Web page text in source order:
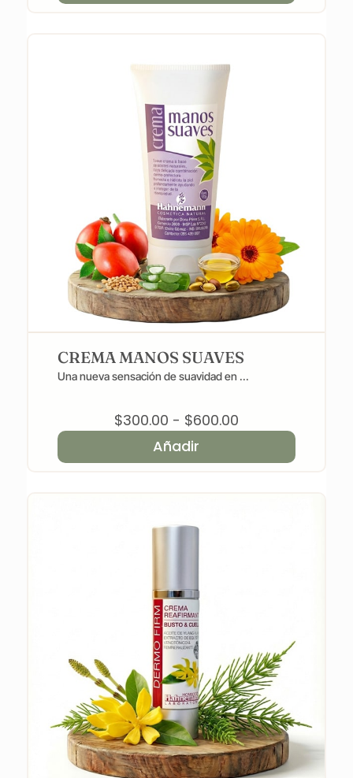
CREMA MANOS SUAVES
Una nueva sensación de suavidad en ...
$300.00 - $600.00Rango
precios:
Añadir